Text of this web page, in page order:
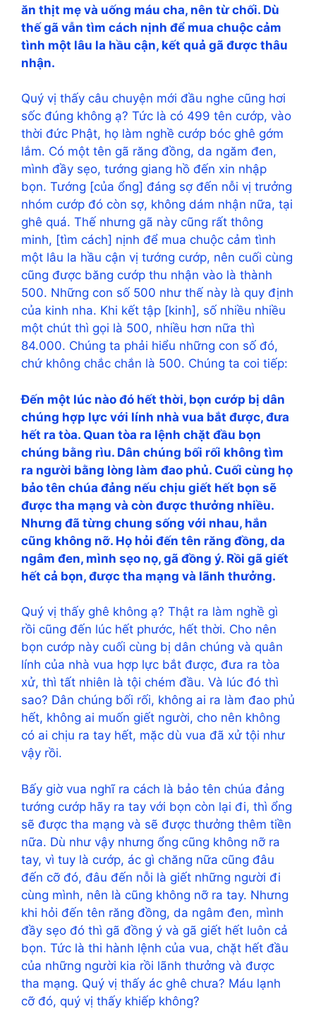
ăn thịt mẹ và uống máu cha, nên từ chối. Dù
thế gã vẫn tìm cách nịnh để mua chuộc cảm
tình một lâu la hầu cận, kết quả gã được thâu
nhận.
Quý vị thấy câu chuyện mới đầu nghe cũng hơi
sốc đúng không ạ? Tức là có 499 tên cướp, vào
thời đức Phật, họ làm nghề cướp bóc ghê gớm
lắm. Có một tên gã răng đồng, da ngăm đen,
mình đầy sẹo, tướng giang hồ đến xin nhập
bọn. Tướng [của ổng] đáng sợ đến nỗi vị trưởng
nhóm cướp đó còn sợ, không dám nhận nữa, tại
ghê quá. Thế nhưng gã này cũng rất thông
minh, [tìm cách] nịnh để mua chuộc cảm tình
một lâu la hầu cận vị tướng cướp, nên cuối cùng
cũng được băng cướp thu nhận vào là thành
500. Những con số 500 như thế này là quy định
của kinh nha. Khi kết tập [kinh], số nhiều nhiều
một chút thì gọi là 500, nhiều hơn nữa thì
84.000. Chúng ta phải hiểu những con số đó,
chứ không chắc chắn là 500. Chúng ta coi tiếp:
Ðến một lúc nào đó hết thời, bọn cướp bị dân
chúng hợp lực với lính nhà vua bắt được, đưa
hết ra tòa. Quan tòa ra lệnh chặt đầu bọn
chúng bằng rìu. Dân chúng bối rối không tìm
ra người bằng lòng làm đao phủ. Cuối cùng họ
bảo tên chúa đảng nếu chịu giết hết bọn sẽ
được tha mạng và còn được thưởng nhiều.
Nhưng đã từng chung sống với nhau, hắn
cũng không nỡ. Họ hỏi đến tên răng đồng, da
ngâm đen, mình sẹo nọ, gã đồng ý. Rồi gã giết
hết cả bọn, được tha mạng và lãnh thưởng.
Quý vị thấy ghê không ạ? Thật ra làm nghề gì
rồi cũng đến lúc hết phước, hết thời. Cho nên
bọn cướp này cuối cùng bị dân chúng và quân
lính của nhà vua hợp lực bắt được, đưa ra tòa
xử, thì tất nhiên là tội chém đầu. Và lúc đó thì
sao? Dân chúng bối rối, không ai ra làm đao phủ
hết, không ai muốn giết người, cho nên không
có ai chịu ra tay hết, mặc dù vua đã xử tội như
vậy rồi.
Bấy giờ vua nghĩ ra cách là bảo tên chúa đảng
tướng cướp hãy ra tay với bọn còn lại đi, thì ổng
sẽ được tha mạng và sẽ được thưởng thêm tiền
nữa. Dù như vậy nhưng ổng cũng không nỡ ra
tay, vì tuy là cướp, ác gì chăng nữa cũng đâu
đến cỡ đó, đâu đến nỗi là giết những người đi
cùng mình, nên là cũng không nỡ ra tay. Nhưng
khi hỏi đến tên răng đồng, da ngâm đen, mình
đầy sẹo đó thì gã đồng ý và gã giết hết luôn cả
bọn. Tức là thi hành lệnh của vua, chặt hết đầu
của những người kia rồi lãnh thưởng và được
tha mạng. Quý vị thấy ác ghê chưa? Máu lạnh
cỡ đó, quý vị thấy khiếp không?